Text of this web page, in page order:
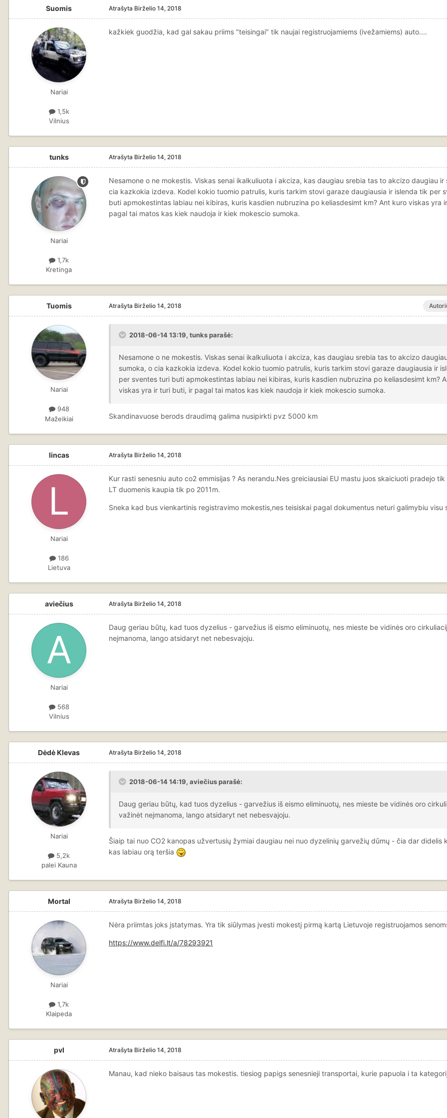
Suomis
Nariai
1,5k
Vilnius
Atrašyta Birželio 14, 2018
kažkiek guodžia, kad gal sakau priims "teisingai" tik naujai registruojamiems (ivežamiems) auto....
tunks
Nariai
1,7k
Kretinga
Atrašyta Birželio 14, 2018
Nesamone o ne mokestis. Viskas senai ikalkuliuota i akciza, kas daugiau srebia tas to akcizo daugiau ir
cia kazkokia izdeva. Kodel kokio tuomio patrulis, kuris tarkim stovi garaze daugiausia ir islenda tik per
buti apmokestintas labiau nei kibiras, kuris kasdien nubruzina po keliasdesimt km? Ant kuro viskas yra
pagal tai matos kas kiek naudoja ir kiek mokescio sumoka.
Tuomis
Nariai
948
Mažeikiai
Atrašyta Birželio 14, 2018
2018-06-14 13:19, tunks parašė:
Nesamone o ne mokestis. Viskas senai ikalkuliuota i akciza, kas daugiau srebia tas to akcizo
sumoka, o cia kazkokia izdeva. Kodel kokio tuomio patrulis, kuris tarkim stovi garaze daugiausia ir
per sventes turi buti apmokestintas labiau nei kibiras, kuris kasdien nubruzina po keliasdesimt km?
viskas yra ir turi buti, ir pagal tai matos kas kiek naudoja ir kiek mokescio sumoka.
Skandinavuose berods draudimą galima nusipirkti pvz 5000 km
lincas
Nariai
186
Lietuva
Atrašyta Birželio 14, 2018
Kur rasti senesniu auto co2 emmisijas ? As nerandu.Nes greiciausiai EU mastu juos skaiciuoti pradejo
LT duomenis kaupia tik po 2011m.
Sneka kad bus vienkartinis registravimo mokestis,nes teisiskai pagal dokumentus neturi galimybiu visu
aviečius
Nariai
568
Vilnius
Atrašyta Birželio 14, 2018
Daug geriau būtų, kad tuos dyzelius - garvežius iš eismo eliminuotų, nes mieste be vidinės oro
neįmanoma, lango atsidaryt net nebesvajoju.
Dėdė Klevas
Nariai
5,2k
palei Kauna
Atrašyta Birželio 14, 2018
2018-06-14 14:19, aviečius parašė:
Daug geriau būtų, kad tuos dyzelius - garvežius iš eismo eliminuotų, nes mieste be vidinės oro
važinėt neįmanoma, lango atsidaryt net nebesvajoju.
Šiaip tai nuo CO2 kanopas užvertusių žymiai daugiau nei nuo dyzelinių garvežių dūmų - čia dar didelis
kas labiau orą teršia
Mortal
Nariai
1,7k
Klaipeda
Atrašyta Birželio 14, 2018
Nėra priimtas joks įstatymas. Yra tik siūlymas įvesti mokestį pirmą kartą Lietuvoje registruojamos
https://www.delfi.lt/a/78293921
pvl Atrašyta Birželio 14, 2018
Manau, kad nieko baisaus tas mokestis. tiesiog papigs senesnieji transportai, kurie papuola i ta